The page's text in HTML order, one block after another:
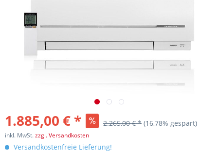
1.885,00 € * 2.265,00 € * (16,78% gespart)
inkl. MwSt.zzgl. Versandkosten
Versandkostenfreie Lieferung!